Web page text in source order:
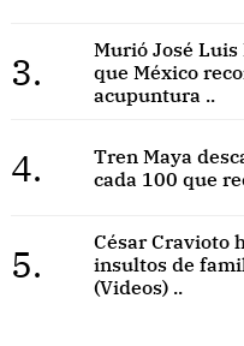
3.
Murió José
que México
acupuntura ..
4.
Tren Maya
cada 100 que
5.
César Cravioto
insultos de
(Videos) ..